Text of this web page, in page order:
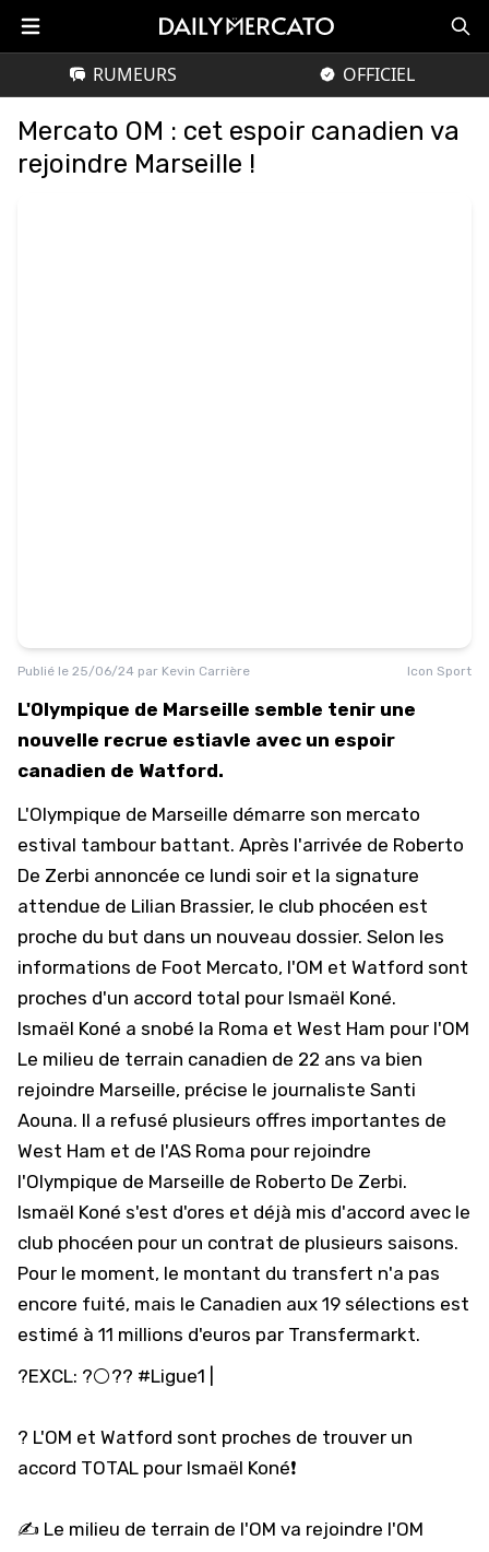
RUMEURS OFFICIEL
Mercato OM : cet espoir canadien va
rejoindre Marseille !
Publié le 25/06/24 par Kevin Carrière Icon Sport
L'Olympique de Marseille semble tenir une
nouvelle recrue estiavle avec un espoir
canadien de Watford.
L'Olympique de Marseille démarre son mercato
estival tambour battant. Après l'arrivée de Roberto
De Zerbi annoncée ce lundi soir et la signature
attendue de Lilian Brassier, le club phocéen est
proche du but dans un nouveau dossier. Selon les
informations de Foot Mercato, l'OM et Watford sont
proches d'un accord total pour Ismaël Koné.
Ismaël Koné a snobé la Roma et West Ham pour l'OM
Le milieu de terrain canadien de 22 ans va bien
rejoindre Marseille, précise le journaliste Santi
Aouna. Il a refusé plusieurs offres importantes de
West Ham et de l'AS Roma pour rejoindre
l'Olympique de Marseille de Roberto De Zerbi.
Ismaël Koné s'est d'ores et déjà mis d'accord avec le
club phocéen pour un contrat de plusieurs saisons.
Pour le moment, le montant du transfert n'a pas
encore fuité, mais le Canadien aux 19 sélections est
estimé à 11 millions d'euros par Transfermarkt.
?EXCL: ?⚪️?? #Ligue1
? L'OM et Watford sont proches de trouver un
accord TOTAL pour Ismaël Koné❗️
✍️ Le milieu de terrain de l'OM va rejoindre l'OM